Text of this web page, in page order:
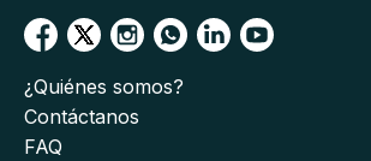
¿Quiénes somos?
Contáctanos
FAQ